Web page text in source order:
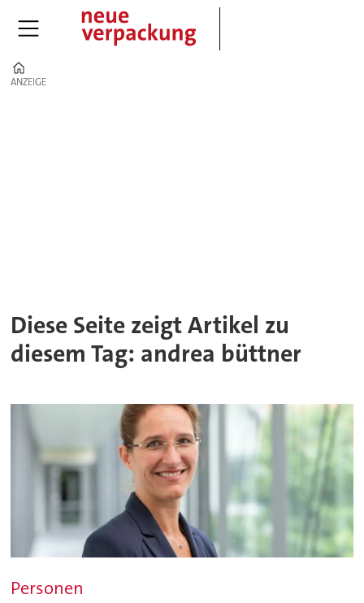
ANZEIGE
ANZEIGE
Diese Seite zeigt Artikel zu
diesem Tag: andrea büttner
Personen